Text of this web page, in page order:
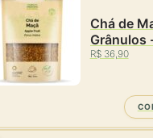
Chá de
Grânulos
R$ 36,90